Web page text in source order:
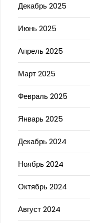
Декабрь 2025
Июнь 2025
Апрель 2025
Март 2025
Февраль 2025
Январь 2025
Декабрь 2024
Ноябрь 2024
Октябрь 2024
Август 2024